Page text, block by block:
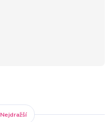
Nejdražší